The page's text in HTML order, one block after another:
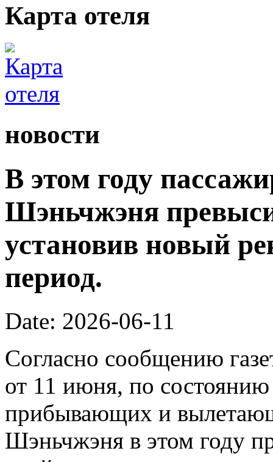
Карта отеля
новости
В этом году
Шэньчжэня
установив новый
период.
Date: 2026-06-11
Согласно сообщению
от 11 июня, по
прибывающих и
Шэньчжэня в этом году